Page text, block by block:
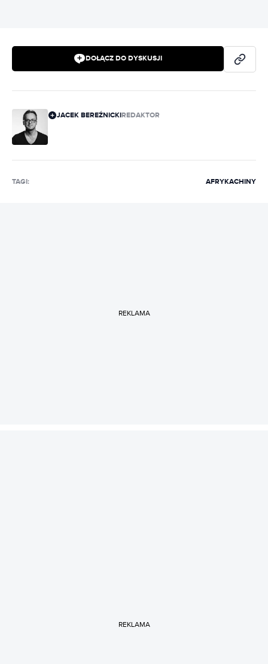
DOŁĄCZ DO DYSKUSJI
JACEK BEREŹNICKIREDAKTOR
TAGI: AFRYKACHINY
REKLAMA
REKLAMA